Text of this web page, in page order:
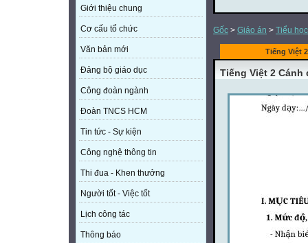
Giới thiệu chung
Cơ cấu tổ chức
Văn bản mới
Đảng bộ giáo dục
Công đoàn ngành
Đoàn TNCS HCM
Tin tức - Sự kiện
Công nghệ thông tin
Thi đua - Khen thưởng
Người tốt - Việc tốt
Lịch công tác
Thông báo
Gốc > Giáo án > Tiểu học
Tiếng Việt
Tiếng Việt 2 Cánh